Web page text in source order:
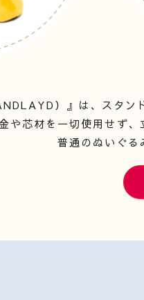
）』は、スタン
や芯材を一切使用せず
普通のぬいぐる